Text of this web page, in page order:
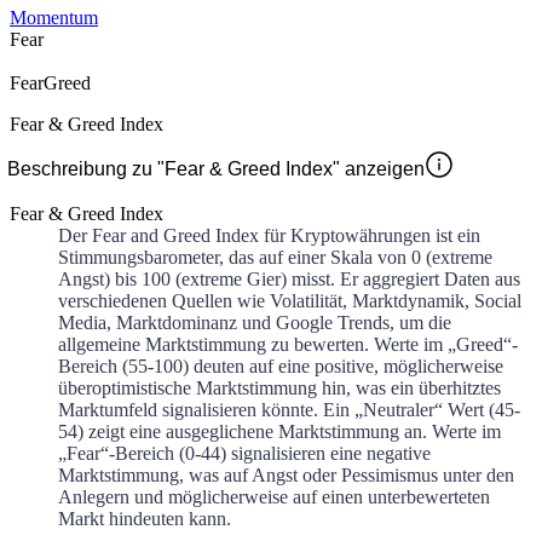
Momentum
Fear
FearGreed
Fear & Greed Index
Beschreibung zu "Fear & Greed Index" anzeigen
Fear & Greed Index
Der Fear and Greed Index für Kryptowährungen ist ein
Stimmungsbarometer, das auf einer Skala von 0 (extreme
Angst) bis 100 (extreme Gier) misst. Er aggregiert Daten aus
verschiedenen Quellen wie Volatilität, Marktdynamik, Social
Media, Marktdominanz und Google Trends, um die
allgemeine Marktstimmung zu bewerten. Werte im „Greed“-
Bereich (55-100) deuten auf eine positive, möglicherweise
überoptimistische Marktstimmung hin, was ein überhitztes
Marktumfeld signalisieren könnte. Ein „Neutraler“ Wert (45-
54) zeigt eine ausgeglichene Marktstimmung an. Werte im
„Fear“-Bereich (0-44) signalisieren eine negative
Marktstimmung, was auf Angst oder Pessimismus unter den
Anlegern und möglicherweise auf einen unterbewerteten
Markt hindeuten kann.